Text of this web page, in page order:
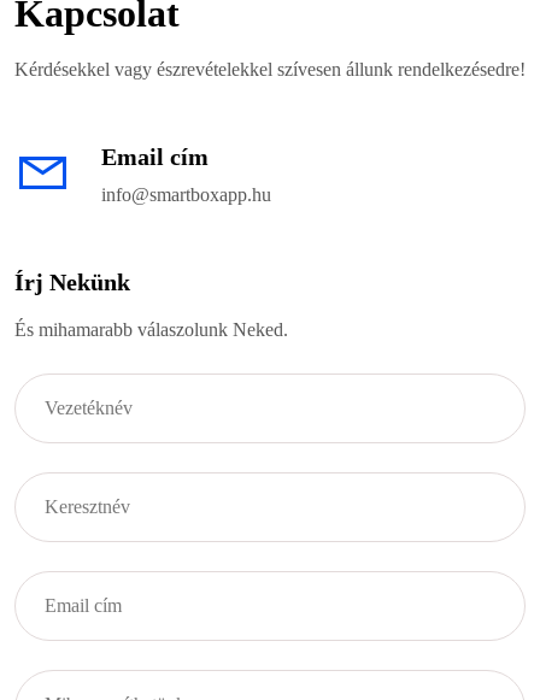
Kapcsolat
Kérdésekkel vagy észrevételekkel szívesen állunk rendelkezésedre!
Email cím
info@smartboxapp.hu
Írj Nekünk
És mihamarabb válaszolunk Neked.